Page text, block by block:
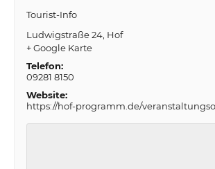
Tourist-Info
Ludwigstraße 24 Hof
+ Google Karte
Telefon:
09281 8150
Website:
https://hof-programm.de/